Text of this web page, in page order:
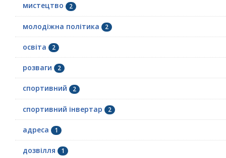
мистецтво 2
молодіжна політика 2
освіта 2
розваги 2
спортивний 2
спортивний інвертар 2
адреса 1
дозвілля 1